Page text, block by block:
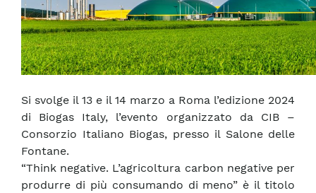
Si svolge il 13 e il 14 marzo a Roma l’edizione 2024
di Biogas Italy, l’evento organizzato da CIB –
Consorzio Italiano Biogas, presso il Salone delle
Fontane.
“Think negative. L’agricoltura carbon negative per
produrre di più consumando di meno” è il titolo